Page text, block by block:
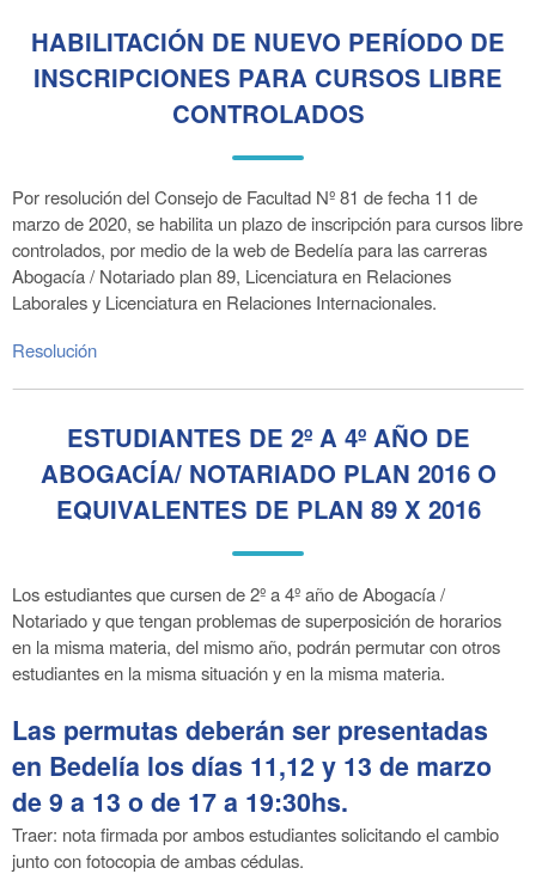
HABILITACIÓN DE NUEVO PERÍODO DE
INSCRIPCIONES PARA CURSOS LIBRE
CONTROLADOS
Por resolución del Consejo de Facultad Nº 81 de fecha 11 de
marzo de 2020, se habilita un plazo de inscripción para cursos libre
controlados, por medio de la web de Bedelía para las carreras
Abogacía / Notariado plan 89, Licenciatura en Relaciones
Laborales y Licenciatura en Relaciones Internacionales.
Resolución
ESTUDIANTES DE 2º A 4º AÑO DE
ABOGACÍA/ NOTARIADO PLAN 2016 O
EQUIVALENTES DE PLAN 89 X 2016
Los estudiantes que cursen de 2º a 4º año de Abogacía /
Notariado y que tengan problemas de superposición de horarios
en la misma materia, del mismo año, podrán permutar con otros
estudiantes en la misma situación y en la misma materia.
Las permutas deberán ser presentadas
en Bedelía los días 11,12 y 13 de marzo
de 9 a 13 o de 17 a 19:30hs.
Traer: nota firmada por ambos estudiantes solicitando el cambio
junto con fotocopia de ambas cédulas.